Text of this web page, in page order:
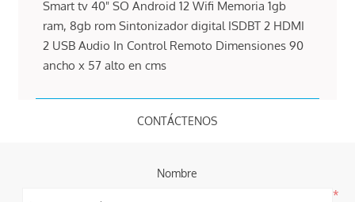
Smart tv 40" SO Android 12 Wifi Memoria 1gb
ram, 8gb rom Sintonizador digital ISDBT 2 HDMI
2 USB Audio In Control Remoto Dimensiones 90
ancho x 57 alto en cms
CONTÁCTENOS
Nombre
*